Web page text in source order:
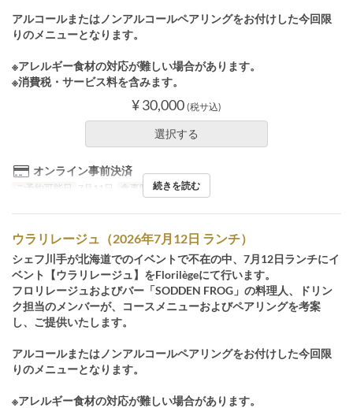
アルコールまたはノンアルコールペアリングをお付けした今回限
りのメニューとなります。
※アレルギー食材の対応が難しい場合があります。
※消費税・サービス料を含みます。
¥ 30,000 (税サ込)
選択する
オンライン事前決済
ご予約可能日 7月11日 食事時間 ディナー
続きを読む
ウラリレージュ（2026年7月12日 ランチ）
シェフ川手が北海道でのイベントで不在の中、7月12日ランチにイ
ベント【ウラリレージュ】をFlorilègeにて行います。
フロリレージュおよびバー「SODDEN FROG」の料理人、ドリン
ク担当のメンバーが、コースメニューおよびペアリングを考案
し、ご提供いたします。
アルコールまたはノンアルコールペアリングをお付けした今回限
りのメニューとなります。
※アレルギー食材の対応が難しい場合があります。